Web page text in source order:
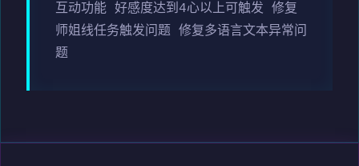
互动功能 好感度达到4心以上可触发 修复
师姐线任务触发问题 修复多语言文本异常问
题